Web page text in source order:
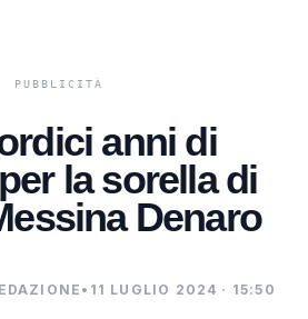
anni di
la sorella di
Denaro
• 11 LUGLIO 2024 · 15:50